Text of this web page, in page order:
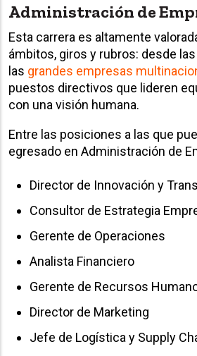
Administración de
Esta carrera es altamente
ámbitos, giros y rubros: desde
las grandes empresas
puestos directivos que lideren
con una visión humana.
Entre las posiciones a las que
egresado en Administración de
Director de Innovación y
Consultor de Estrategia
Gerente de Operaciones
Analista Financiero
Gerente de Recursos
Director de Marketing
Jefe de Logística y Supply